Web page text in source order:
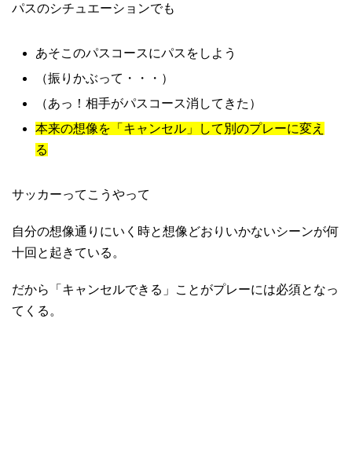
パスのシチュエーションでも
あそこのパスコースにパスをしよう
（振りかぶって・・・）
（あっ！相手がパスコース消してきた）
本来の想像を「キャンセル」して別のプレーに変え
る
サッカーってこうやって
自分の想像通りにいく時と想像どおりいかないシーンが何
十回と起きている。
だから「キャンセルできる」ことがプレーには必須となっ
てくる。